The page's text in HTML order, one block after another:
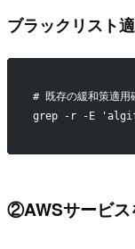
ブラックリスト
# 既存の緩和策適用
grep -r -E
②AWSサービス